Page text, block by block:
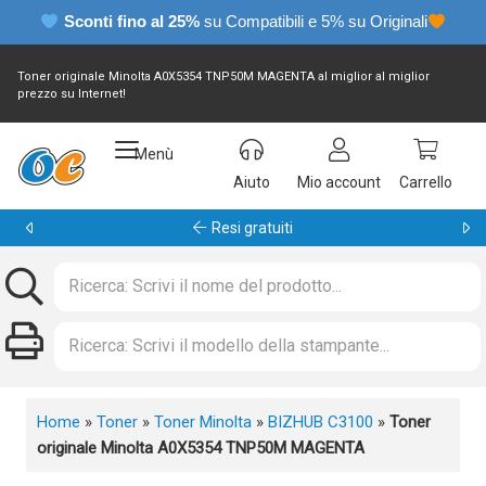
Sconti fino al 25% su Compatibili e 5% su Originali
Toner originale Minolta A0X5354 TNP50M MAGENTA al miglior al miglior
prezzo su Internet!
Menù
Aiuto
Mio account Carrello
Garanzia 24 mesi
Home » Toner » Toner Minolta » BIZHUB C3100 » Toner
originale Minolta A0X5354 TNP50M MAGENTA